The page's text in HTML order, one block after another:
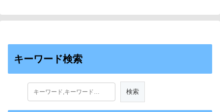
キーワード検索